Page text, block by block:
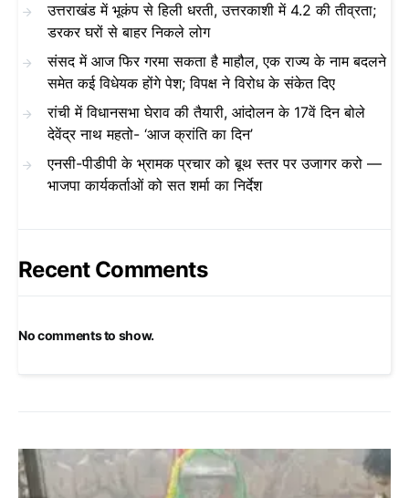
उत्तराखंड में भूकंप से हिली धरती, उत्तरकाशी में 4.2 की तीव्रता;
डरकर घरों से बाहर निकले लोग
संसद में आज फिर गरमा सकता है माहौल, एक राज्य के नाम बदलने
समेत कई विधेयक होंगे पेश; विपक्ष ने विरोध के संकेत दिए
रांची में विधानसभा घेराव की तैयारी, आंदोलन के 17वें दिन बोले
देवेंद्र नाथ महतो- ‘आज क्रांति का दिन’
एनसी-पीडीपी के भ्रामक प्रचार को बूथ स्तर पर उजागर करो —
भाजपा कार्यकर्ताओं को सत शर्मा का निर्देश
Recent Comments
No comments to show.